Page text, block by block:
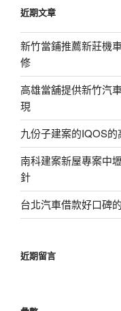
字:
近期文章
新竹當鋪推薦新莊機
修
高雄當舖提供新竹汽
現
九份子建案的IQOS
南科建案新屋專案中
針
台北汽車借款好口碑
近期留言